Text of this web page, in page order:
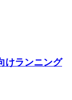
けランニング